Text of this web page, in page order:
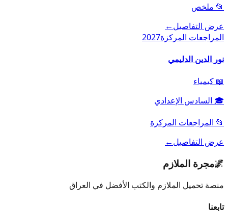
📂 ملخص
عرض التفاصيل←
المراجعات المركزة2027
نور الدين الدليمي
📖 كيمياء
🎓 السادس الإعدادي
📂 المراجعات المركزة
عرض التفاصيل←
🌌مجرة الملازم
منصة تحميل الملازم والكتب الأفضل في العراق
تابعنا